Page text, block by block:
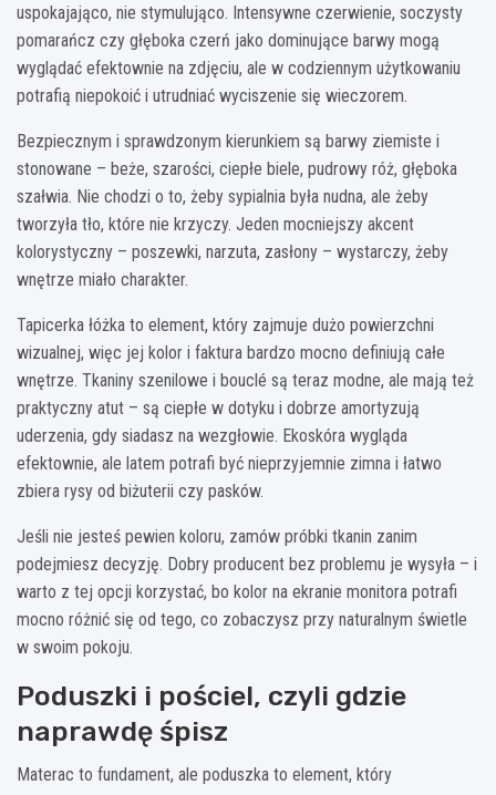
uspokajająco, nie stymulująco. Intensywne czerwienie, soczysty
pomarańcz czy głęboka czerń jako dominujące barwy mogą
wyglądać efektownie na zdjęciu, ale w codziennym użytkowaniu
potrafią niepokoić i utrudniać wyciszenie się wieczorem.
Bezpiecznym i sprawdzonym kierunkiem są barwy ziemiste i
stonowane – beże, szarości, ciepłe biele, pudrowy róż, głęboka
szałwia. Nie chodzi o to, żeby sypialnia była nudna, ale żeby
tworzyła tło, które nie krzyczy. Jeden mocniejszy akcent
kolorystyczny – poszewki, narzuta, zasłony – wystarczy, żeby
wnętrze miało charakter.
Tapicerka łóżka to element, który zajmuje dużo powierzchni
wizualnej, więc jej kolor i faktura bardzo mocno definiują całe
wnętrze. Tkaniny szenilowe i bouclé są teraz modne, ale mają też
praktyczny atut – są ciepłe w dotyku i dobrze amortyzują
uderzenia, gdy siadasz na wezgłowie. Ekoskóra wygląda
efektownie, ale latem potrafi być nieprzyjemnie zimna i łatwo
zbiera rysy od biżuterii czy pasków.
Jeśli nie jesteś pewien koloru, zamów próbki tkanin zanim
podejmiesz decyzję. Dobry producent bez problemu je wysyła – i
warto z tej opcji korzystać, bo kolor na ekranie monitora potrafi
mocno różnić się od tego, co zobaczysz przy naturalnym świetle
w swoim pokoju.
Poduszki i pościel, czyli gdzie
naprawdę śpisz
Materac to fundament, ale poduszka to element, który